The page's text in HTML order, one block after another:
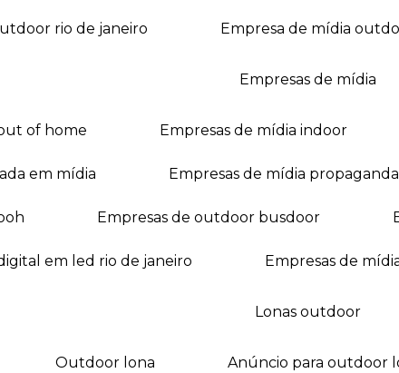
rio de janeiro empresa de mídia
empresas de mídia
of home empresas de mídia indoor
em mídia empresas de mídia propaganda
empresas de outdoor busdoor
em led rio de janeiro empresas de
lonas outdoor
outdoor lona anúncio para outdoor